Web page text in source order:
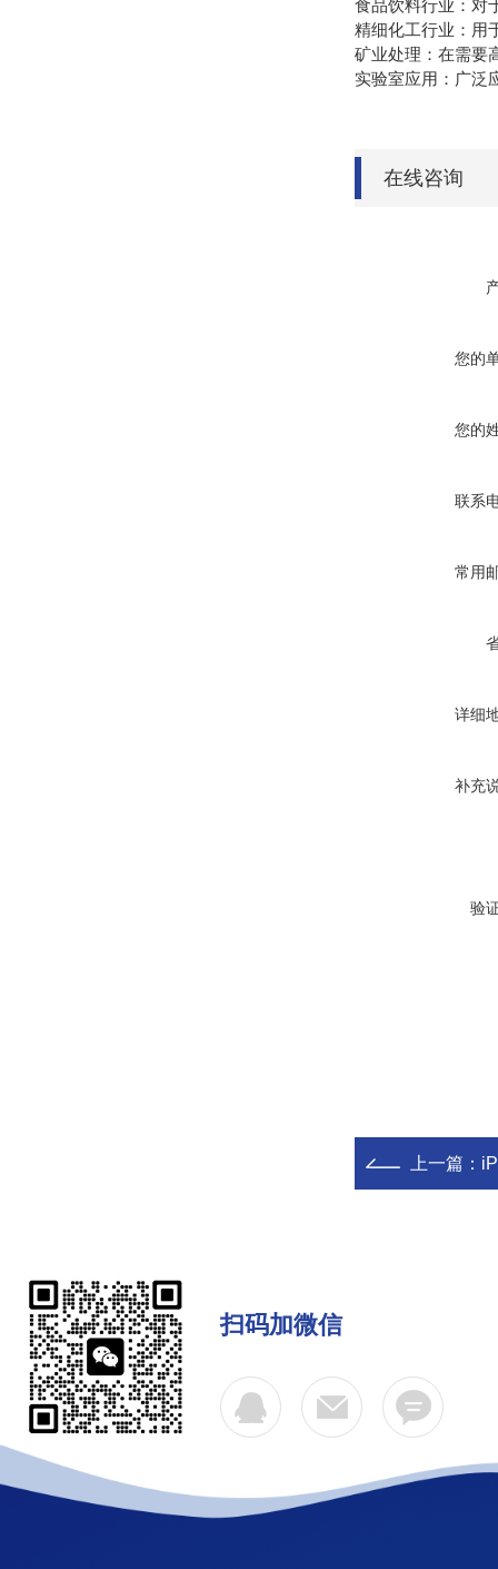
食品饮料行业：对
精细化工行业：用
矿业处理：在需要
实验室应用：广泛
在线咨询
您的
您的
联系
常用
详细
补充
验
上一篇：
扫码加微信